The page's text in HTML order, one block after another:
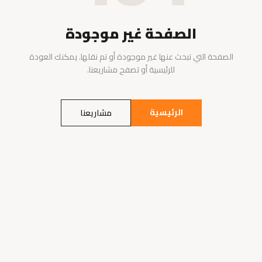
الصفحة غير موجودة
الصفحة التي تبحث عنها غير موجودة أو تم نقلها. يمكنك العودة
للرئيسية أو تصفح مشاريعنا.
الرئيسية مشاريعنا